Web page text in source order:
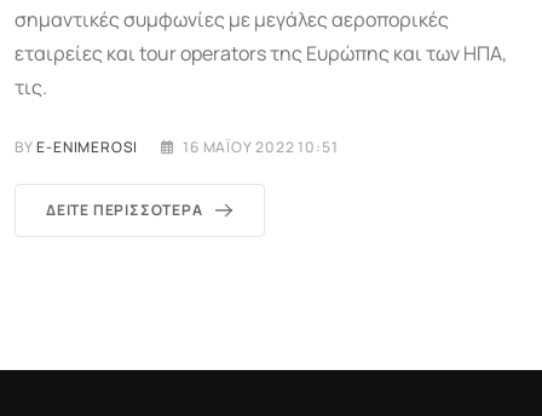
σημαντικές συμφωνίες με μεγάλες αεροπορικές
εταιρείες και tour operators της Ευρώπης και των ΗΠΑ,
τις.
BYE-ENIMEROSI 16 ΜΑΪ́ΟΥ 2022 10:51
ΔΕΊΤΕ ΠΕΡΙΣΣΌΤΕΡΑ